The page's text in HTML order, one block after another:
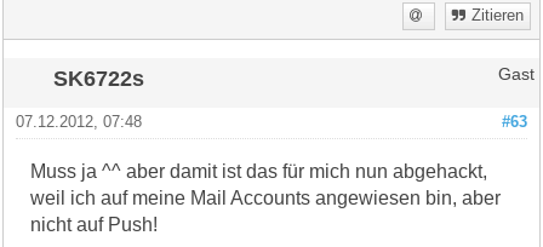
Zitieren
SK6722s Gast
#63
07.12.2012, 07:48
Muss ja ^^ aber damit ist das für mich nun abgehackt,
weil ich auf meine Mail Accounts angewiesen bin, aber
nicht auf Push!